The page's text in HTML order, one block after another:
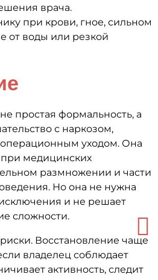
врача.
при крови, гное, сильном
от воды или резкой
простая формальность, а
с наркозом,
уходом. Она
медицинских
размножении и части
Но она не нужна
и не решает
сложности.
Восстановление чаще
владелец соблюдает
активность, следит